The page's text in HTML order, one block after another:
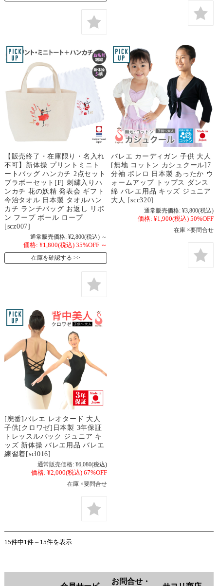
【販売終了・在庫限り・名入れ
不可】新体操 プリントミニト
ートバッグ ハンカチ 2点セット
ブラボーセット[F] 刺繍入りハ
ンカチ 花の妖精 発表会 ギフト
今治タオル 日本製 タオルハン
カチ ランチバッグ お返し リボ
ン フープ ボール ロープ
[scz007]
通常販売価格: ¥2,800(税込) ～
価格: ¥1,800(税込) 35%OFF ～
在庫を確認する
バレエ カーディガン 子供 大人
[無地 コットン カシュクール]7
分袖 ボレロ 日本製 あったか ウ
ォームアップ トップス ダンス
綿 バレエ用品 キッズ ジュニア
大人 [scc320]
通常販売価格: ¥3,800(税込)
価格: ¥1,900(税込) 50%OFF
在庫 ×要問合せ
[廃番]バレエ レオタード 大人
子供[クロワゼ]日本製 3年保証
トレッスルバック ジュニア キ
ッズ 新体操 バレエ用品 バレエ
練習着[scl016]
通常販売価格: ¥6,080(税込)
価格: ¥2,000(税込) 67%OFF
在庫 ×要問合せ
15件中1件～15件を表示
お問合せ・